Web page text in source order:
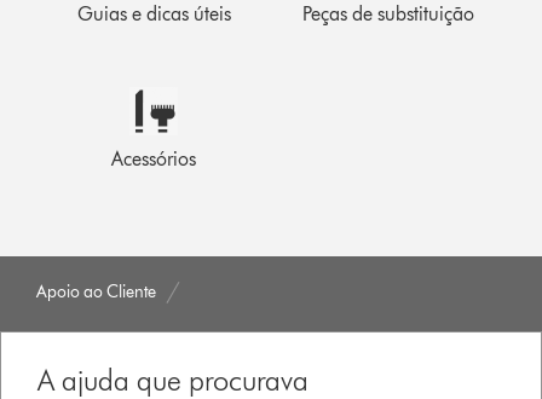
Guias e dicas úteis Peças de substituição
Acessórios
Apoio ao Cliente
A ajuda que procurava